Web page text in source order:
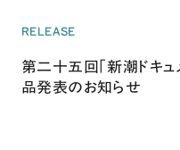
RELEASE
第二十五回「新潮ドキュ
品発表のお知らせ